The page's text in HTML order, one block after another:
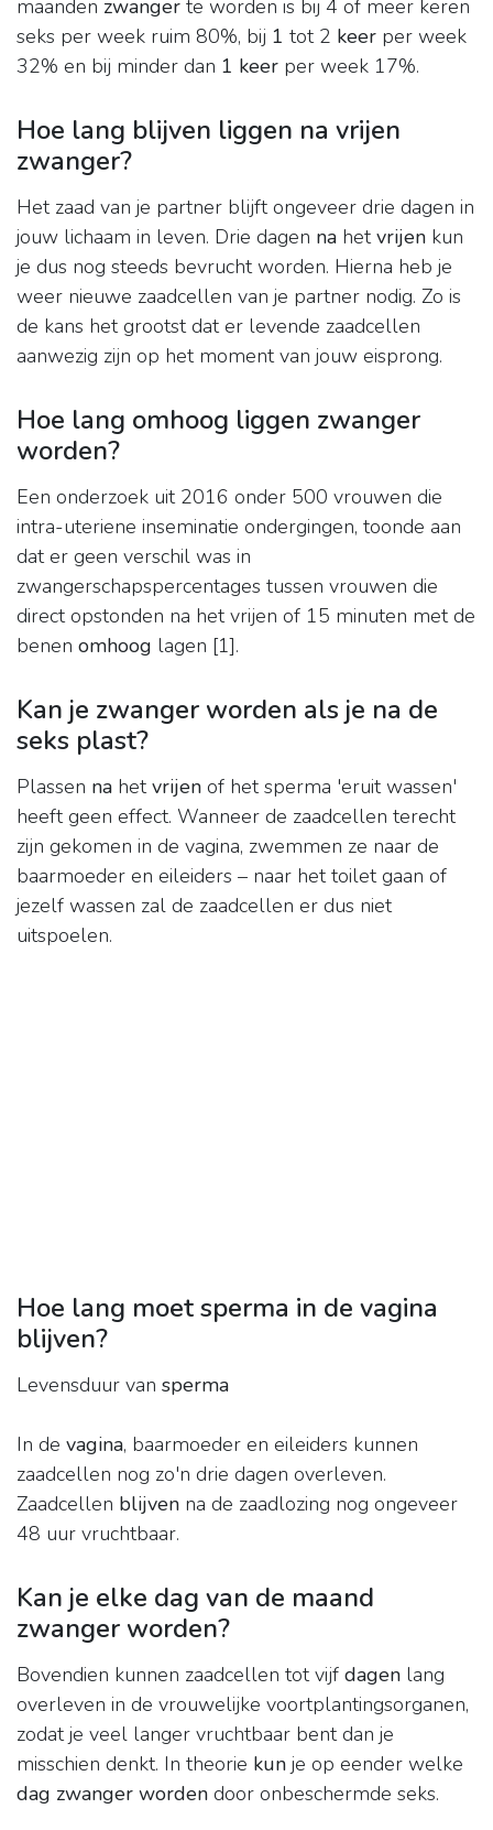
maanden zwanger te worden is bij 4 of meer keren
seks per week ruim 80%, bij 1 tot 2 keer per week
32% en bij minder dan 1 keer per week 17%.
Hoe lang blijven liggen na vrijen
zwanger?
Het zaad van je partner blijft ongeveer drie dagen in
jouw lichaam in leven. Drie dagen na hetvrijen kun
je dus nog steeds bevrucht worden. Hierna heb je
weer nieuwe zaadcellen van je partner nodig. Zo is
de kans het grootst dat er levende zaadcellen
aanwezig zijn op het moment van jouw eisprong.
Hoe lang omhoog liggen zwanger
worden?
Een onderzoek uit 2016 onder 500 vrouwen die
intra-uteriene inseminatie ondergingen, toonde aan
dat er geen verschil was in
zwangerschapspercentages tussen vrouwen die
direct opstonden na het vrijen of 15 minuten met de
benen omhoog lagen [1].
Kan je zwanger worden als je na de
seks plast?
Plassen na hetvrijen of het sperma 'eruit wassen'
heeft geen effect. Wanneer de zaadcellen terecht
zijn gekomen in de vagina, zwemmen ze naar de
baarmoeder en eileiders – naar het toilet gaan of
jezelf wassen zal de zaadcellen er dus niet
uitspoelen.
Hoe lang moet sperma in de vagina
blijven?
Levensduur van sperma
In de vagina, baarmoeder en eileiders kunnen
zaadcellen nog zo'n drie dagen overleven.
Zaadcellen blijven na de zaadlozing nog ongeveer
48 uur vruchtbaar.
Kan je elke dag van de maand
zwanger worden?
Bovendien kunnen zaadcellen tot vijf dagen lang
overleven in de vrouwelijke voortplantingsorganen,
zodat je veel langer vruchtbaar bent dan je
misschien denkt. In theorie kun je op eender welke
dag zwanger worden door onbeschermde seks.